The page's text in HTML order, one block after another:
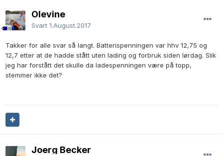
Olevine
Svart 1.August.2017
Takker for alle svar så langt. Batterispenningen var hhv 12,75 og
12,7 etter at de hadde stått uten lading og forbruk siden lørdag. Slik
jeg har forstått det skulle da ladespenningen være på topp,
stemmer ikke det?
Joerg Becker